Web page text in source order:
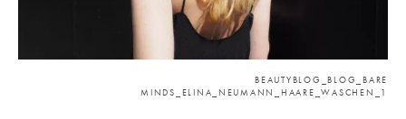
BEAUTYBLOG_BLOG_BARE
MINDS_ELINA_NEUMANN_HAARE_WASCHEN_1